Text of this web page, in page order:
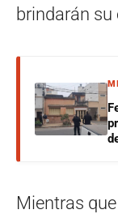
brindarán
Mientras